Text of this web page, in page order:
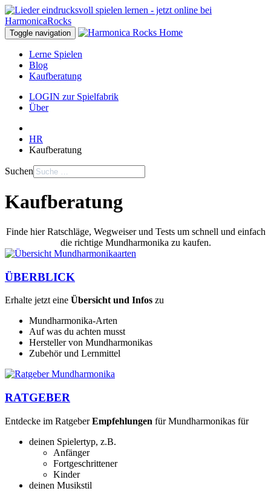
Toggle navigation
Lerne Spielen
Blog
Kaufberatung
LOGIN zur Spielfabrik
Über
HR
Kaufberatung
Suchen
Kaufberatung
Finde hier Ratschläge, Wegweiser und Tests um schnell und einfach
die richtige Mundharmonika zu kaufen.
ÜBERBLICK
Erhalte jetzt eine Übersicht und Infos zu
Mundharmonika-Arten
Auf was du achten musst
Hersteller von Mundharmonikas
Zubehör und Lernmittel
RATGEBER
Entdecke im RatgeberEmpfehlungen für Mundharmonikas für
deinen Spielertyp, z.B.
Anfänger
Fortgeschrittener
Kinder
deinen Musikstil